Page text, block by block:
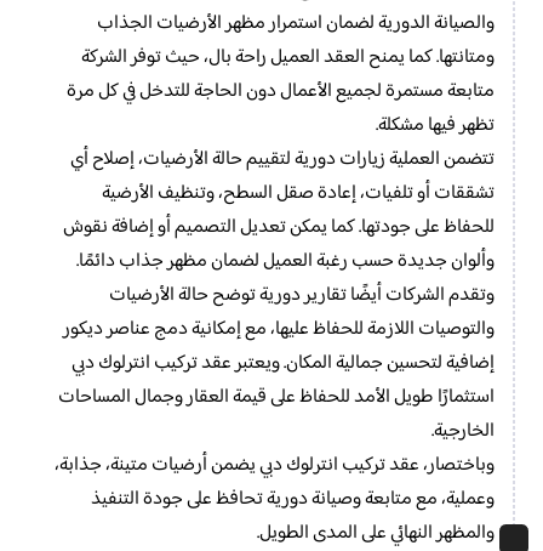
والصيانة الدورية لضمان استمرار مظهر الأرضيات الجذاب
ومتانتها. كما يمنح العقد العميل راحة بال، حيث توفر الشركة
متابعة مستمرة لجميع الأعمال دون الحاجة للتدخل في كل مرة
تظهر فيها مشكلة.
تتضمن العملية زيارات دورية لتقييم حالة الأرضيات، إصلاح أي
تشققات أو تلفيات، إعادة صقل السطح، وتنظيف الأرضية
للحفاظ على جودتها. كما يمكن تعديل التصميم أو إضافة نقوش
وألوان جديدة حسب رغبة العميل لضمان مظهر جذاب دائمًا.
وتقدم الشركات أيضًا تقارير دورية توضح حالة الأرضيات
والتوصيات اللازمة للحفاظ عليها، مع إمكانية دمج عناصر ديكور
إضافية لتحسين جمالية المكان. ويعتبر عقد تركيب انترلوك دبي
استثمارًا طويل الأمد للحفاظ على قيمة العقار وجمال المساحات
الخارجية.
وباختصار، عقد تركيب انترلوك دبي يضمن أرضيات متينة، جذابة،
وعملية، مع متابعة وصيانة دورية تحافظ على جودة التنفيذ
والمظهر النهائي على المدى الطويل.